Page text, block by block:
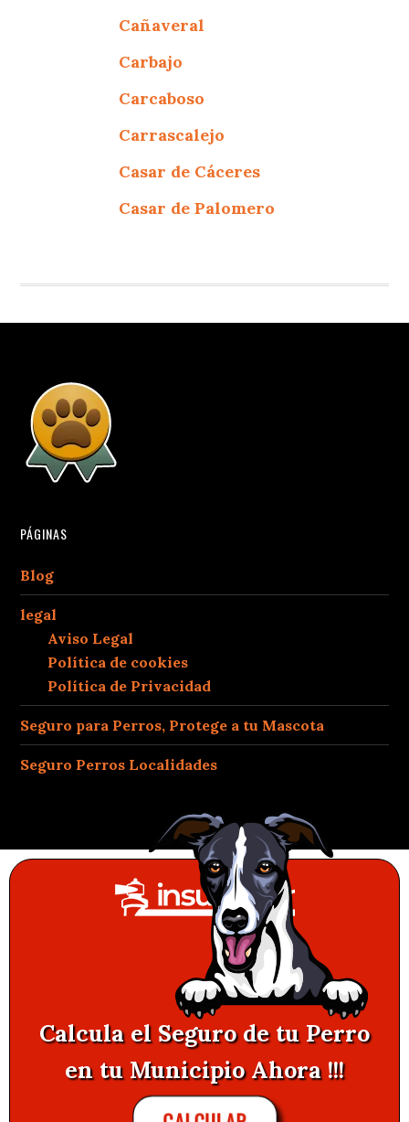
Cañaveral
Carbajo
Carcaboso
Carrascalejo
Casar de Cáceres
Casar de Palomero
PÁGINAS
Blog
legal
Aviso Legal
Política de cookies
Política de Privacidad
Seguro para Perros, Protege a tu Mascota
Seguro Perros Localidades
Calcula el Seguro de tu Perro
en tu Municipio Ahora !!!